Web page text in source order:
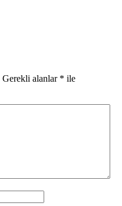
Gerekli alanlar * ile